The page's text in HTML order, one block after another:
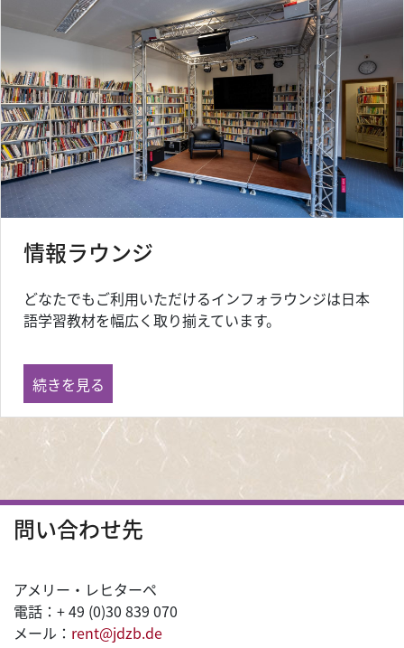
情報ラウンジ
どなたでもご利用いただけるインフォラウンジは日本
語学習教材を幅広く取り揃えています。
情報ラウンジ の
続きを見る
問い合わせ先
アメリー・レヒターペ
電話：+ 49 (0)30 839 070
メール： rent@jdzb.de